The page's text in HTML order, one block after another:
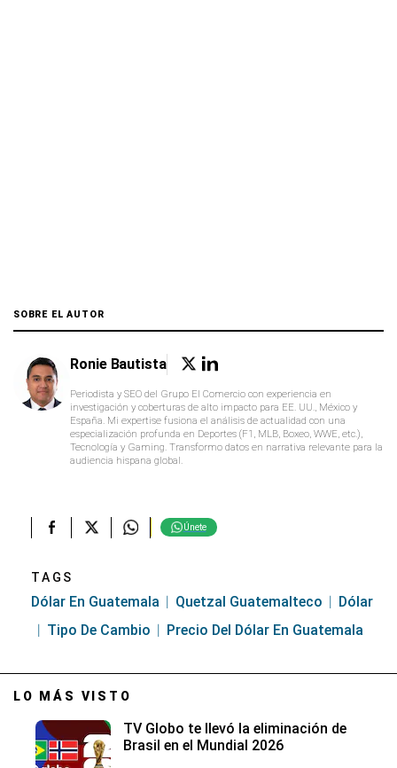
SOBRE EL AUTOR
Ronie Bautista
Periodista y SEO del Grupo El Comercio con experiencia en
investigación y coberturas de alto impacto para EE. UU., México y
España. Mi expertise fusiona el análisis de actualidad con una
especialización profunda en Deportes (F1, MLB, Boxeo, WWE, etc.),
Tecnología y Gaming. Transformo datos en narrativa relevante para la
audiencia hispana global.
Únete
TAGS
Dólar En Guatemala Quetzal Guatemalteco
Dólar
Tipo De Cambio
Precio Del Dólar En Guatemala
LO MÁS VISTO
TV Globo te llevó la eliminación de
Brasil en el Mundial 2026